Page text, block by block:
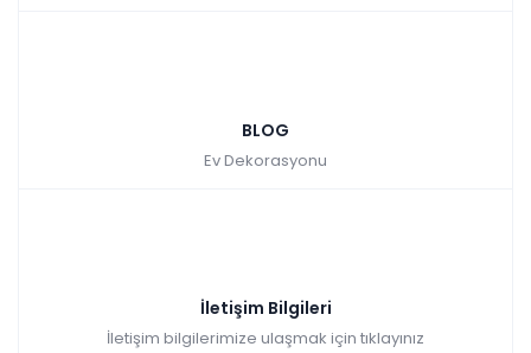
BLOG
Ev Dekorasyonu
İletişim Bilgileri
İletişim bilgilerimize ulaşmak için tıklayınız